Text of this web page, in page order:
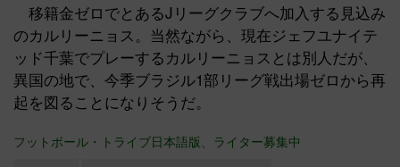
移籍金ゼロでとあるJリーグクラブへ加入する見込み
のカルリーニョス。当然ながら、現在ジェフユナイテ
ッド千葉でプレーするカルリーニョスとは別人だが、
異国の地で、今季ブラジル1部リーグ戦出場ゼロから再
起を図ることになりそうだ。
フットボール・トライブ日本語版、ライター募集中